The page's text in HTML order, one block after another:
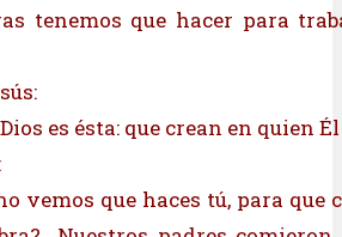
tenemos que hacer para
es ésta: que crean en quien
vemos que haces tú, para que